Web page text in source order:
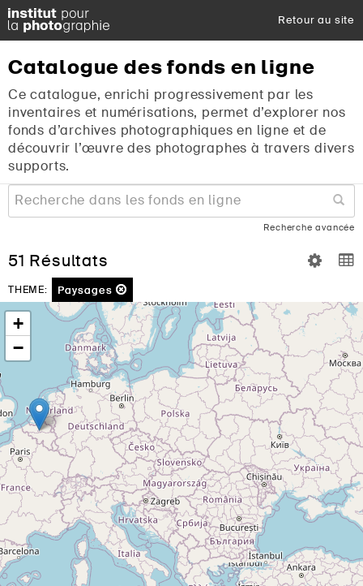
Retour au site
Catalogue des fonds en ligne
Ce catalogue, enrichi progressivement par les
inventaires et numérisations, permet d’explorer nos
fonds d’archives photographiques en ligne et de
découvrir l’œuvre des photographes à travers divers
supports.
Recherche avancée
51 Résultats
THEME: Paysages
+
−